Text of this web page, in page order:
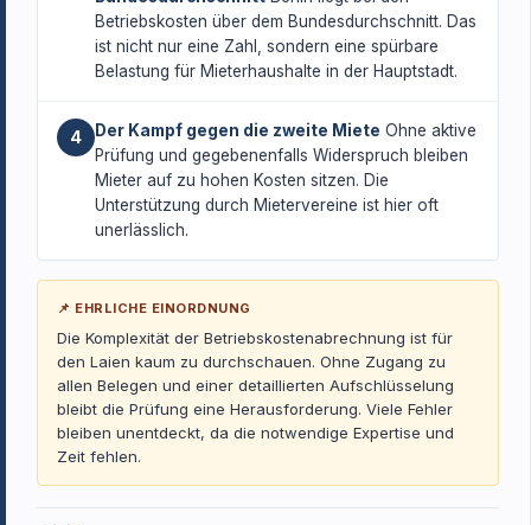
Betriebskosten über dem Bundesdurchschnitt. Das
ist nicht nur eine Zahl, sondern eine spürbare
Belastung für Mieterhaushalte in der Hauptstadt.
4 Der Kampf gegen die zweite Miete Ohne aktive
Prüfung und gegebenenfalls Widerspruch bleiben
Mieter auf zu hohen Kosten sitzen. Die
Unterstützung durch Mietervereine ist hier oft
unerlässlich.
📌 EHRLICHE EINORDNUNG
Die Komplexität der Betriebskostenabrechnung ist für
den Laien kaum zu durchschauen. Ohne Zugang zu
allen Belegen und einer detaillierten Aufschlüsselung
bleibt die Prüfung eine Herausforderung. Viele Fehler
bleiben unentdeckt, da die notwendige Expertise und
Zeit fehlen.